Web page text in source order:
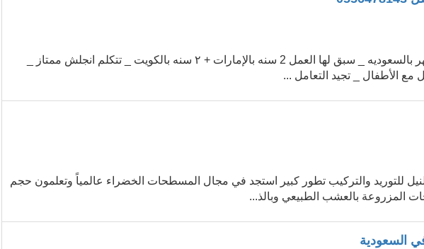
1 _ فلبينيه _ مسلمه _ العمر ٢٩ سنه _ ليها شهر بالسعوديه _ سبق لها العمل 2 سنه بالإمارات + ٢ سنه بالكويت _ تتكلم انجلش ممتاز _
مع الأطفال _ تجيد التعامل ...
للتوريد والتركيب تطور كبير استجد في مجال المسطحات الخضراء عالمياً وتعلمون حجم
المزروعة بالعشب الطبيعي وبالذ...
السعودية